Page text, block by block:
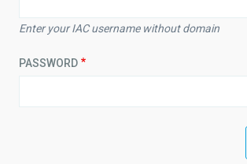
Enter your IAC username without domain
PASSWORD